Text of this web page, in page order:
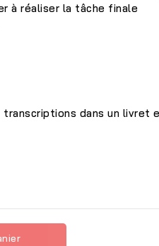
à réaliser la tâche finale
dans un livret